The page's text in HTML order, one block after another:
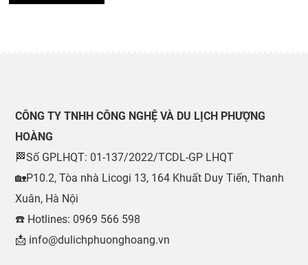
CÔNG TY TNHH CÔNG NGHỆ VÀ DU LỊCH PHƯỢNG
HOÀNG
🏁Số GPLHQT: 01-137/2022/TCDL-GP LHQT
🏡P10.2, Tòa nhà Licogi 13, 164 Khuất Duy Tiến, Thanh
Xuân, Hà Nội
☎️ Hotlines: 0969 566 598
📩 info@dulichphuonghoang.vn